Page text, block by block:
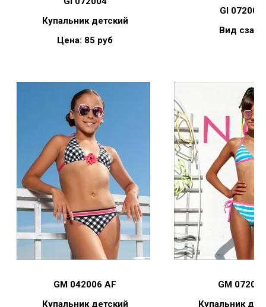
Купальник детский
Цена: 85 руб
GI 072004
Вид сзади
GM 042006 AF
Купальник детский
GM 072003
Купальник